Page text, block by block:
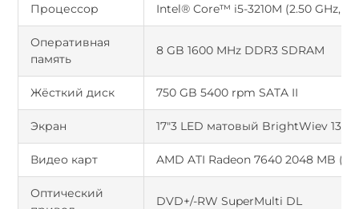
Процессор Intel® Core™ i5-3210M (2.50 GHz, 3
Оперативная
память
8 GB 1600 MHz DDR3 SDRAM
Жёсткий диск 750 GB 5400 rpm SATA II
Экран 17"3 LED матовый BrightWiev 1366
Видео карт AMD ATI Radeon 7640 2048 MB (2
Оптический
DVD+/-RW SuperMulti DL